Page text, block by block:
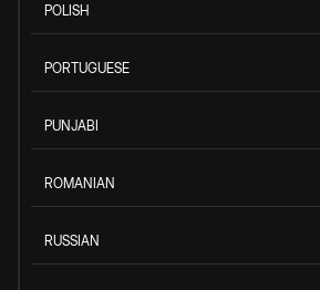
POLISH
PORTUGUESE
PUNJABI
ROMANIAN
RUSSIAN